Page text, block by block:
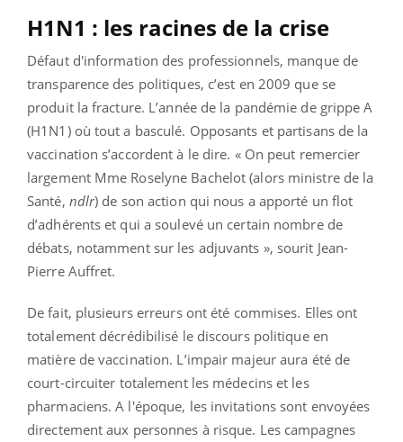
H1N1 : les racines de la crise
Défaut d'information des professionnels, manque de
transparence des politiques, c’est en 2009 que se
produit la fracture. L’année de la pandémie de grippe A
(H1N1) où tout a basculé. Opposants et partisans de la
vaccination s’accordent à le dire. « On peut remercier
largement Mme Roselyne Bachelot (alors ministre de la
Santé, ndlr) de son action qui nous a apporté un flot
d’adhérents et qui a soulevé un certain nombre de
débats, notamment sur les adjuvants », sourit Jean-
Pierre Auffret.
De fait, plusieurs erreurs ont été commises. Elles ont
totalement décrédibilisé le discours politique en
matière de vaccination. L’impair majeur aura été de
court-circuiter totalement les médecins et les
pharmaciens. A l'époque, les invitations sont envoyées
directement aux personnes à risque. Les campagnes